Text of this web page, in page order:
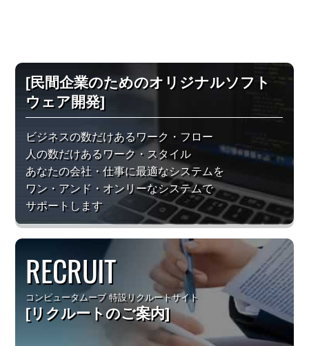
[民間企業のためのオリジナルソフト
ウェア開発]
ビジネスの数だけあるワーク・フロー
人の数だけあるワーク・スタイル
あなたの会社・仕事に最適なシステムを
ワン・アンド・オンリーなシステムで
サポートします
RECRUIT
コンピュータムーブ特設リクルートサイト
[リクルートのご案内]